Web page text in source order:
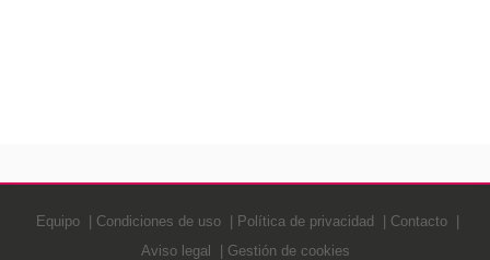
Equipo Condiciones de uso Política de privacidad
Contacto
Aviso legal
Gestión de cookies